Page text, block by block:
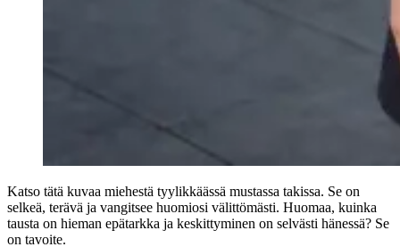
Katso tätä kuvaa miehestä tyylikkäässä mustassa takissa. Se on
selkeä, terävä ja vangitsee huomiosi välittömästi. Huomaa, kuinka
tausta on hieman epätarkka ja keskittyminen on selvästi hänessä? Se
on tavoite.